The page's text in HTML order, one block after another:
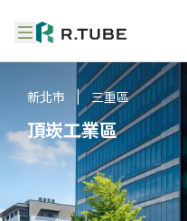
新北市 三重區
頂崁工業區